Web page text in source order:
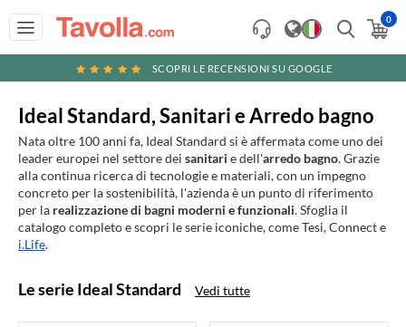
0
SCOPRI LE RECENSIONI SU GOOGLE
Ideal Standard, Sanitari e Arredo bagno
Nata oltre 100 anni fa, Ideal Standard si è affermata come uno dei
leader europei nel settore dei sanitari e dell'arredo bagno. Grazie
alla continua ricerca di tecnologie e materiali, con un impegno
concreto per la sostenibilità, l'azienda è un punto di riferimento
per la realizzazione di bagni moderni e funzionali. Sfoglia il
catalogo completo e scopri le serie iconiche, come Tesi, Connect e
i.Life.
Le serie Ideal Standard Vedi tutte